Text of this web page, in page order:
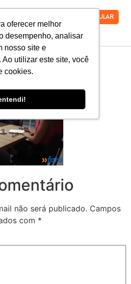
oferecer melhor
desempenho, analisar
nosso site e
utilizar este site, você
cookies.
VESTIBULAR
não será publicado. Campos
com *